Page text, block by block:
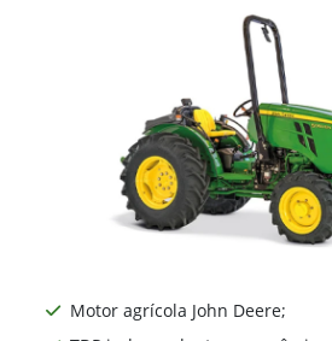
Motor agrícola John Deere;